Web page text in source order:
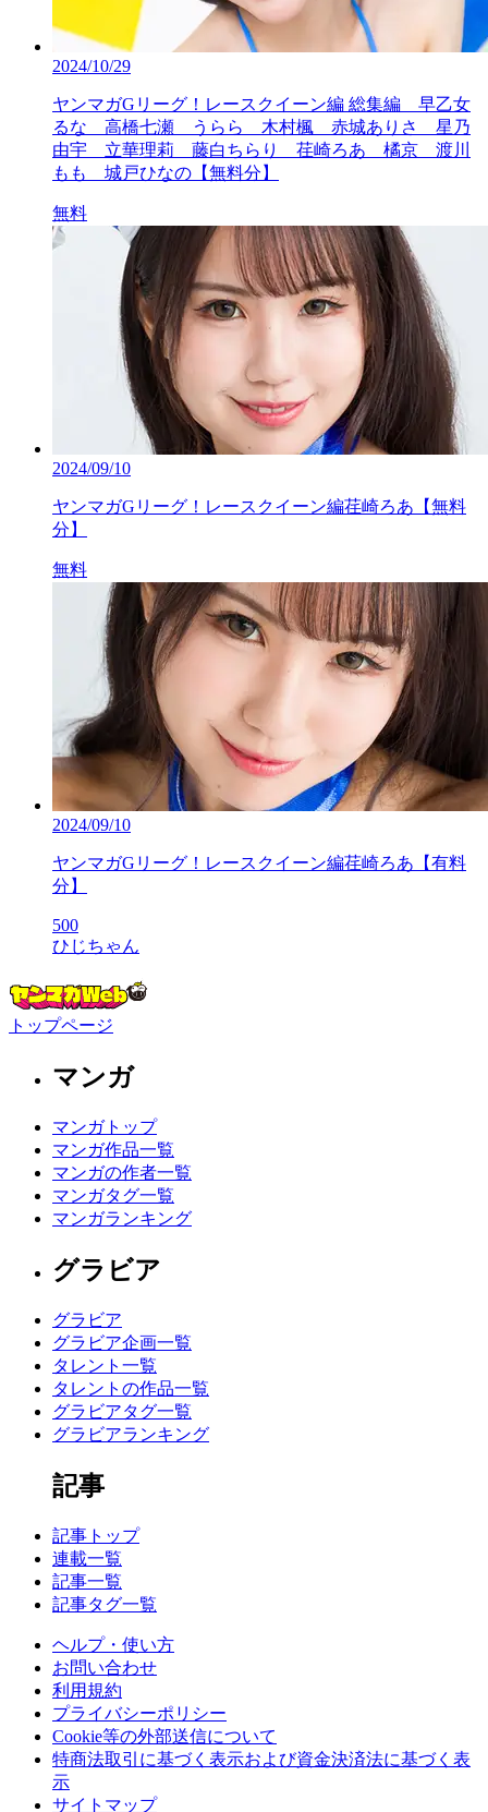
2024/10/29
ヤンマガGリーグ！レースクイーン編 総集編 早乙女
るな 高橋七瀬 うらら 木村楓 赤城ありさ 星乃
由宇 立華理莉 藤白ちらり 荏崎ろあ 橘京 渡川
もも 城戸ひなの【無料分】
無料
2024/09/10
ヤンマガGリーグ！レースクイーン編荏崎ろあ【無料
分】
無料
2024/09/10
ヤンマガGリーグ！レースクイーン編荏崎ろあ【有料
分】
500
ひじちゃん
トップページ
マンガ
マンガトップ
マンガ作品一覧
マンガの作者一覧
マンガタグ一覧
マンガランキング
グラビア
グラビア
グラビア企画一覧
タレント一覧
タレントの作品一覧
グラビアタグ一覧
グラビアランキング
記事
記事トップ
連載一覧
記事一覧
記事タグ一覧
ヘルプ・使い方
お問い合わせ
利用規約
プライバシーポリシー
Cookie等の外部送信について
特商法取引に基づく表示および資金決済法に基づく表
示
サイトマップ